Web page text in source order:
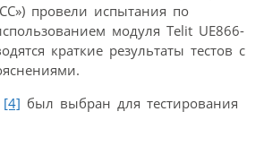
провели испытания по
модуля Telit UE866-
краткие результаты тестов с
[4] был выбран для тестирования